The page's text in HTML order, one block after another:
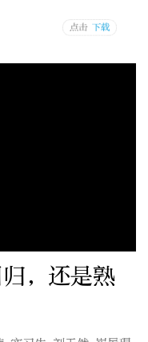
，还是熟